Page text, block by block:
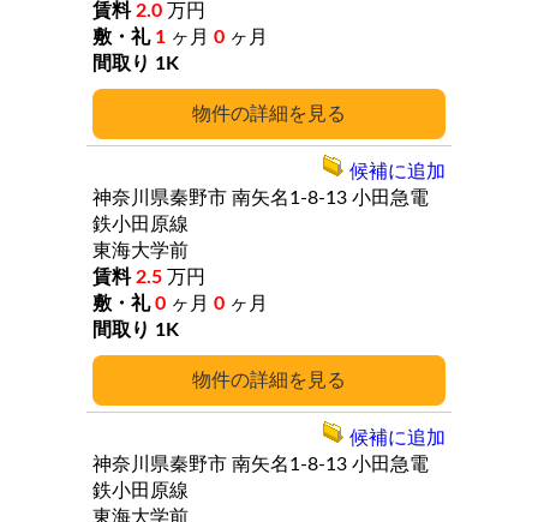
詳細
2.0 万円
1 ヶ月 0 ヶ月
1K
詳細
神奈川県秦野市 南矢名1-8-13 小田急電
鉄小田原線
東海大学前
2.5 万円
0 ヶ月 0 ヶ月
1K
候補に追加
神奈川県秦野市 南矢名1-8-13 小田急電
鉄小田原線
東海大学前
候補に追加